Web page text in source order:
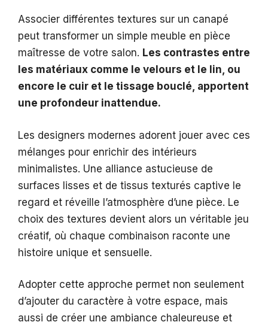
Associer différentes textures sur un canapé
peut transformer un simple meuble en pièce
maîtresse de votre salon. Les contrastes entre
les matériaux comme le velours et le lin, ou
encore le cuir et le tissage bouclé, apportent
une profondeur inattendue.
Les designers modernes adorent jouer avec ces
mélanges pour enrichir des intérieurs
minimalistes. Une alliance astucieuse de
surfaces lisses et de tissus texturés captive le
regard et réveille l’atmosphère d’une pièce. Le
choix des textures devient alors un véritable jeu
créatif, où chaque combinaison raconte une
histoire unique et sensuelle.
Adopter cette approche permet non seulement
d’ajouter du caractère à votre espace, mais
aussi de créer une ambiance chaleureuse et